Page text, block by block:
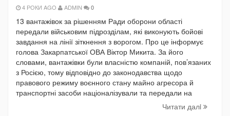
4 РОКИ AGO ADMIN 0
13 вантажівок за рішенням Ради оборони області
передали військовим підрозділам, які виконують бойові
завдання на лінії зіткнення з ворогом. Про це інформує
голова Закарпатської ОВА Віктор Микита. За його
словами, вантажівки були власністю компаній, пов’язаних
з Росією, тому відповідно до законодавства щодо
правового режиму воєнного стану майно агресора й
транспортні засоби націоналізували та передали на
Читати далi